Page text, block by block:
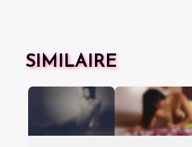
SIMILAIRE